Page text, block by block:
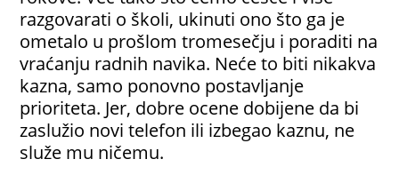
razgovarati o školi, ukinuti ono što ga je
ometalo u prošlom tromesečju i poraditi na
vraćanju radnih navika. Neće to biti nikakva
kazna, samo ponovno postavljanje
prioriteta. Jer, dobre ocene dobijene da bi
zaslužio novi telefon ili izbegao kaznu, ne
služe mu ničemu.